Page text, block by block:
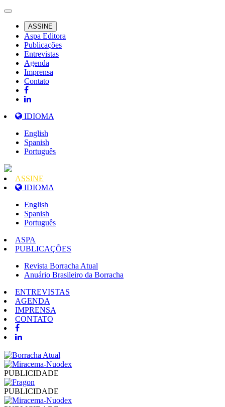
ASSINE
Aspa Editora
Publicações
Entrevistas
Agenda
Imprensa
Contato
IDIOMA
English
Spanish
Português
ASSINE
IDIOMA
English
Spanish
Português
ASPA
PUBLICAÇÕES
Revista Borracha Atual
Anuário Brasileiro da Borracha
ENTREVISTAS
AGENDA
IMPRENSA
CONTATO
PUBLICIDADE
PUBLICIDADE